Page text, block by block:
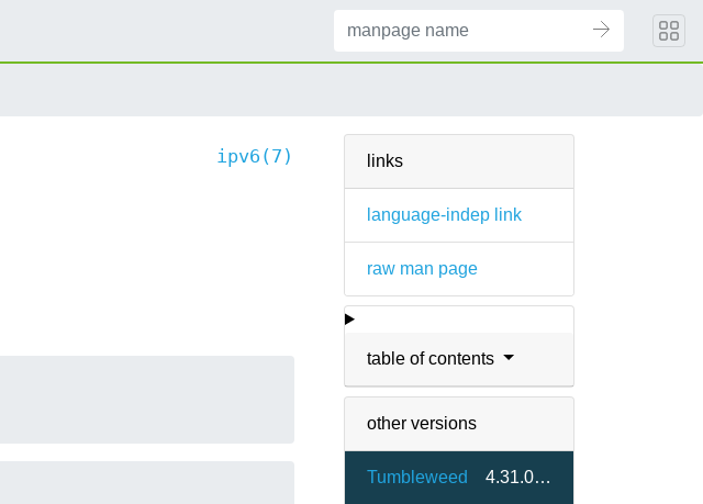
links
language-indep link
raw man page
table of contents
other versions
Tumbleweed 4.31.0-1.2
ipv6(7)